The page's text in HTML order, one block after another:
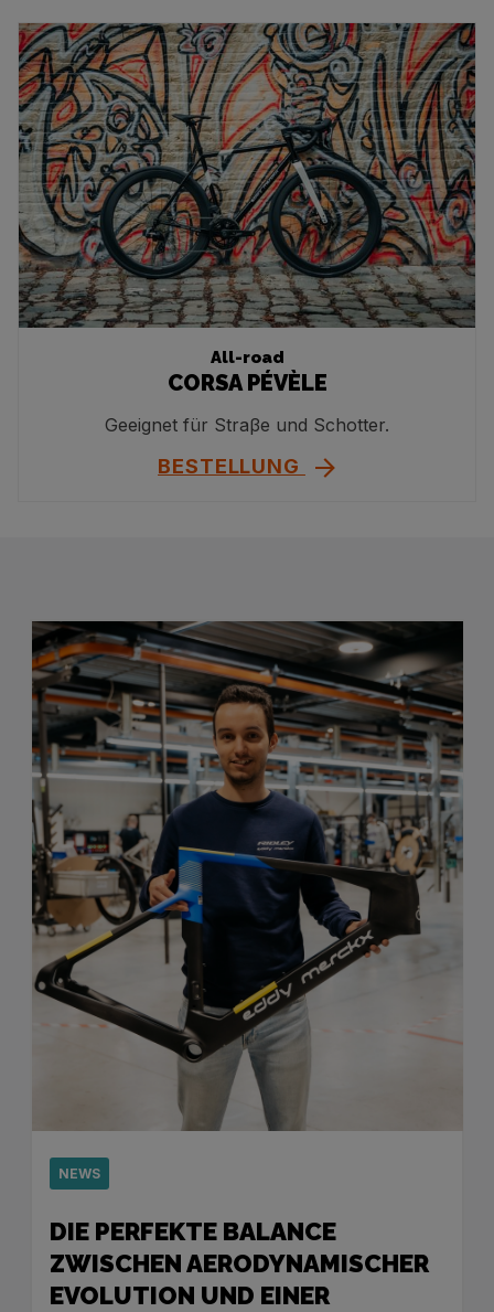
All-road
CORSA PÉVÈLE
Geeignet für Straβe und Schotter.
BESTELLUNG
NEWS
DIE PERFEKTE BALANCE
ZWISCHEN AERODYNAMISCHER
EVOLUTION UND EINER